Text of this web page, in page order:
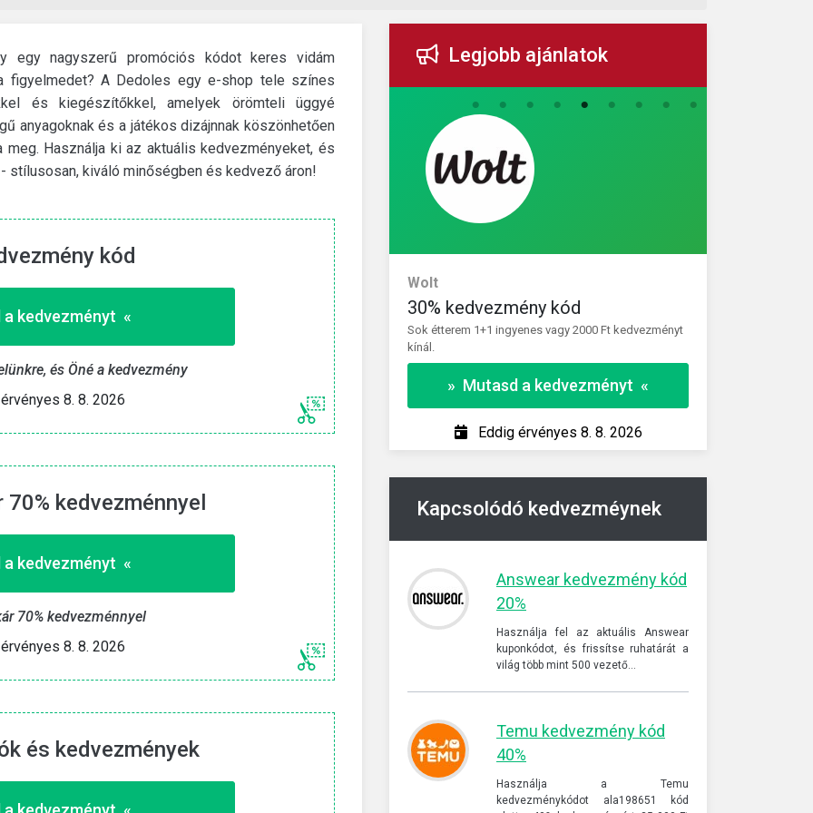
egy nagyszerű promóciós kódot keres vidám
figyelmedet? A Dedoles egy e-shop tele színes
és kiegészítőkkel, amelyek örömteli üggyé
anyagoknak és a játékos dizájnnak köszönhetően
Használja ki az aktuális kedvezményeket, és
stílusosan, kiváló minőségben és kedvező áron!
kód
kedvezményt «
és Öné a kedvezmény
8. 8. 2026
kedvezménnyel
kedvezményt «
70% kedvezménnyel
8. 8. 2026
és kedvezmények
Legjobb ajánlatok
Kiárusítás akár 80%
töredékéért.
» Mutasd a kedvezményt «
Wolt
30% kedvezmény kód
Sok étterem 1+1 ingyenes vagy 2000 Ft kedvezményt
kínál.
» Mutasd a kedvezményt «
Eddig érvényes 8. 8. 2026
Kapcsolódó kedvezméynek
Answear kedvezmény kód
20%
Használja fel az aktuális Answear
kuponkódot, és frissítse ruhatárát a
világ több mint 500 vezető…
Temu kedvezmény kód
40%
Használja a Temu
kedvezménykódot ala198651 kód